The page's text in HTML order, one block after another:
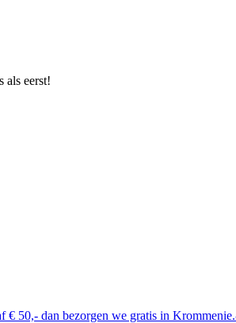
als eerst!
50,- dan bezorgen we gratis in